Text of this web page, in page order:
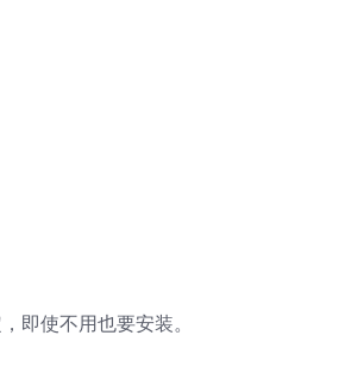
即使不用也要安装。